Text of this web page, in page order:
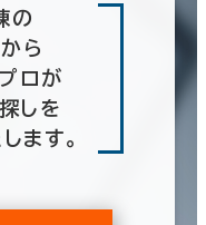
の
ら
ロが
しを
ます。